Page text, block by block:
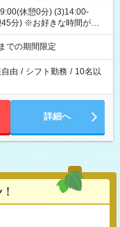
休憩0分) (3)14:00-
分) ※お好きな時間が選べ
での期間限定
由 / シフト勤務 / 10名以
詳細へ